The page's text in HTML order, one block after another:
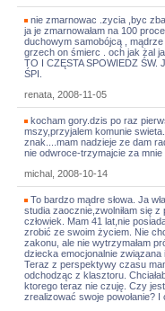
nie zmarnowac .zycia ,byc
ja je zmarnowałam na 100
duchowym samobójcą ,
grzech on śmierc . och jak żal
TO I CZĘSTA SPOWIEDZ ŚW.
ŚPI.
renata, 2008-11-05
kocham gory.dzis po raz
mszy,przyjalem komunie
znak....mam nadzieje ze dam
nie odwroce-trzymajcie za mnie
michal, 2008-10-14
To bardzo mądre słowa. Ja
studia zaocznie,zwolniłam się
człowiek. Mam 41 lat,nie
zrobić ze swoim życiem. Nie
zakonu, ale nie wytrzymałam
dziecka emocjonalnie związana
Teraz z perspektywy czasu
odchodząc z klasztoru.
ktorego teraz nie czuję. Czy
zrealizować swoje powołanie?